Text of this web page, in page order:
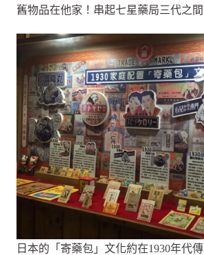
舊物品在他家！串起七星藥局三代之間
日本的「寄藥包」文化約在1930年代